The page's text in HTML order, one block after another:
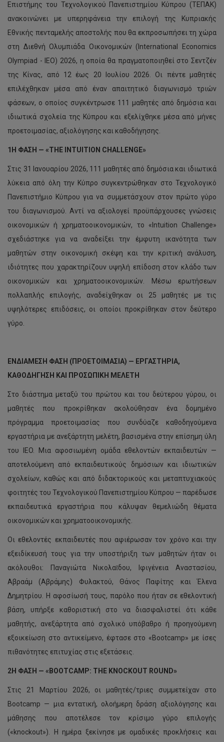
Επιστήμης του Τεχνολογικού Πανεπιστημίου Κύπρου (ΤΕΠΑΚ)
ανακοινώνει με υπερηφάνεια την επιλογή της Κυπριακής
Εθνικής πενταμελής αποστολής που θα εκπροσωπήσει τη χώρα
στη Διεθνή Ολυμπιάδα Οικονομικών (International Economics
Olympiad - IEO) 2026, η οποία θα πραγματοποιηθεί στο Σεντζέν
της Κίνας, από 12 έως 20 Ιουλίου 2026. Οι πέντε μαθητές
επιλέχθηκαν μέσα από έναν απαιτητικό διαγωνισμό τριών
φάσεων, ο οποίος συγκέντρωσε 111 μαθητές από δημόσια και
ιδιωτικά σχολεία της Κύπρου και εξελίχθηκε μέσα από μήνες
προετοιμασίας, αξιολόγησης και καθοδήγησης.
1Η ΦΑΣΗ — «THE INTUITION CHALLENGE»
Στις 31 Ιανουαρίου 2026, 111 μαθητές από δημόσια και ιδιωτικά
λύκεια από όλη την Κύπρο συγκεντρώθηκαν στο Τεχνολογικό
Πανεπιστήμιο Κύπρου για να συμμετάσχουν στον πρώτο γύρο
του διαγωνισμού. Αντί να αξιολογεί προϋπάρχουσες γνώσεις
οικονομικών ή χρηματοοικονομικών, το «Intuition Challenge»
σχεδιάστηκε για να αναδείξει την έμφυτη ικανότητα των
μαθητών στην οικονομική σκέψη και την κριτική ανάλυση,
ιδιότητες που χαρακτηρίζουν υψηλή επίδοση στον κλάδο των
οικονομικών και χρηματοοικονομικών. Μέσω ερωτήσεων
πολλαπλής επιλογής, αναδείχθηκαν οι 25 μαθητές με τις
υψηλότερες επιδόσεις, οι οποίοι προκρίθηκαν στον δεύτερο
γύρο.
ΕΝΔΙΑΜΕΣΗ ΦΑΣΗ (ΠΡΟΕΤΟΙΜΑΣΙΑ) — ΕΡΓΑΣΤΗΡΙΑ,
ΚΑΘΟΔΗΓΗΣΗ ΚΑΙ ΠΡΟΣΩΠΙΚΗ ΜΕΛΕΤΗ
Στο διάστημα μεταξύ του πρώτου και του δεύτερου γύρου, οι
μαθητές που προκρίθηκαν ακολούθησαν ένα δομημένο
πρόγραμμα προετοιμασίας που συνδύαζε καθοδηγούμενα
εργαστήρια με ανεξάρτητη μελέτη, βασισμένα στην επίσημη ύλη
του IEO. Μια αφοσιωμένη ομάδα εθελοντών εκπαιδευτών —
αποτελούμενη από εκπαιδευτικούς δημόσιων και ιδιωτικών
σχολείων, καθώς και από διδακτορικούς και μεταπτυχιακούς
φοιτητές του Τεχνολογικού Πανεπιστημίου Κύπρου — παρέδωσε
εκπαιδευτικά εργαστήρια που κάλυψαν θεμελιώδη θέματα
οικονομικών και χρηματοοικονομικής.
Οι εθελοντές εκπαιδευτές που αφιέρωσαν τον χρόνο και την
εξειδίκευσή τους για την υποστήριξη των μαθητών ήταν οι
ακόλουθοι: Παναγιώτα Νικολαϊ̈δου, Ιφιγένεια Αναστασίου,
Αβραάμ (Αβράμης) Φυλακτού, Θάνος Παφίτης και Έλενα
Δημητρίου. Η αφοσίωσή τους, παρόλο που ήταν σε εθελοντική
βάση, υπήρξε καθοριστική στο να διασφαλιστεί ότι κάθε
μαθητής, ανεξάρτητα από σχολικό υπόβαθρο ή προηγούμενη
εξοικείωση στο αντικείμενο, έφτασε στο «Bootcamp» με ίσες
πιθανότητες επιτυχίας στις εξετάσεις.
2Η ΦΑΣΗ — «BOOTCAMP: THE KNOCKOUT ROUND»
Στις 21 Μαρτίου 2026, οι μαθητές/τριες συμμετείχαν στο
Bootcamp — μια εντατική, ολοήμερη δράση αξιολόγησης και
μάθησης που αποτέλεσε τον κρίσιμο γύρο επιλογής
(«knockout»). Η ημέρα ξεκίνησε με ομαδικές προκλήσεις και